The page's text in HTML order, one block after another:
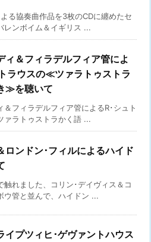
る協奏曲作品を3枚のCDに纏めたセ
レンボイム＆イギリス ...
ィ＆フィラデルフィア管によ
ラウスの≪ツァラトゥストラ
≫を聴いて
＆フィラデルフィア管によるR･シュト
ラトゥストラかく語 ...
ロンドン･フィルによるハイド
触れました、コリン･デイヴィス＆コ
ウ管と並んで、ハイドン ...
イプツィヒ･ゲヴァントハウス